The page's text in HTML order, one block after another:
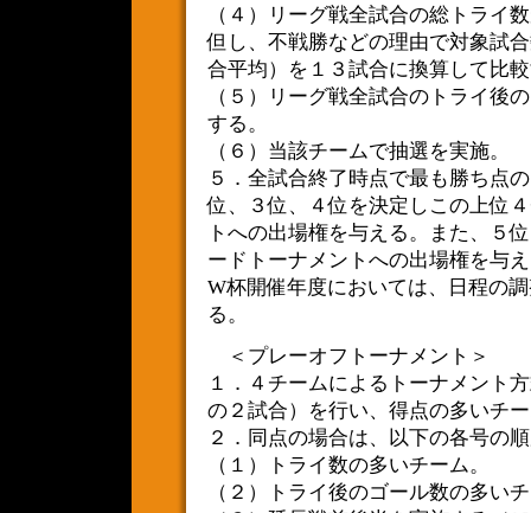
（４）リーグ戦全試合の総トライ
但し、不戦勝などの理由で対象試
合平均）を１３試合に換算して比
（５）リーグ戦全試合のトライ後
する。
（６）当該チームで抽選を実施。
５．全試合終了時点で最も勝ち点
位、３位、４位を決定しこの上位
トへの出場権を与える。また、５
ードトーナメントへの出場権を与
W杯開催年度においては、日程の
る。
＜プレーオフトーナメント＞
１．４チームによるトーナメント
の２試合）を行い、得点の多いチ
２．同点の場合は、以下の各号の
（１）トライ数の多いチーム。
（２）トライ後のゴール数の多い